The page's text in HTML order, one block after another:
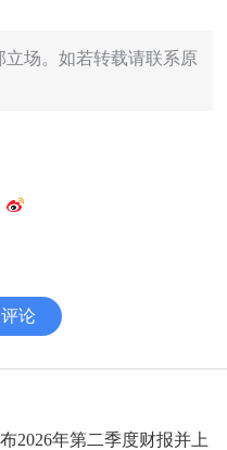
场。如若转载请联系原
论
2026年第二季度财报并上